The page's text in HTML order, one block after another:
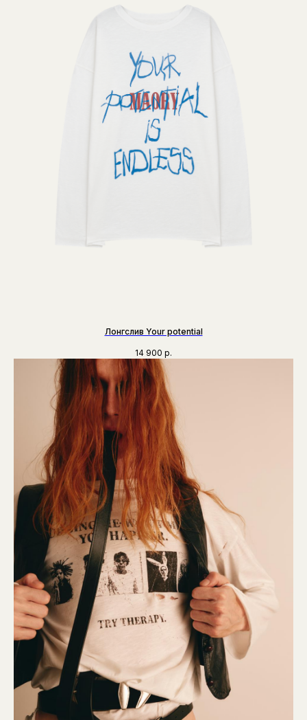
Лонгслив Your potential
14 900 р.